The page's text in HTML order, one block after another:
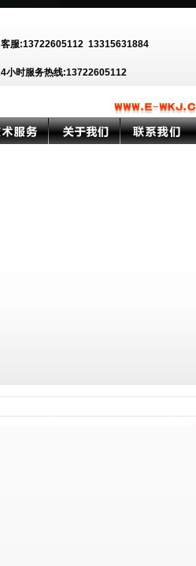
服:13722605112 13315631884
小时服务热线:13722605112